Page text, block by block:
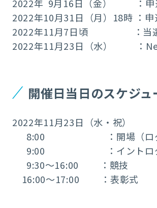
2022年 9月16日（金） ：申
2022年10月31日（月）18時 ：
2022年11月7日頃 ：当
2022年11月23日（水） ：
開催日当日のスケジュ
2022年11月23日（水・祝）
8:00 ：開場（ログイ
9:00 ：イントロダ
9:30～16:00 ：競技
16:00～17:00 ：表彰式